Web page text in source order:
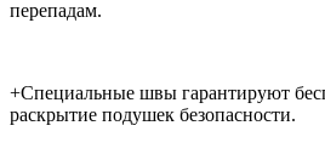
перепадам.
+Специальные швы гарантируют
раскрытие подушек безопасности.